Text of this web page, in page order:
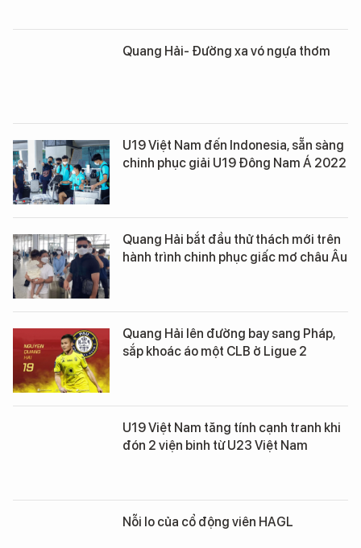
Quang Hải- Đường xa vó ngựa thơm
U19 Việt Nam đến Indonesia, sẵn sàng
chinh phục giải U19 Đông Nam Á 2022
Quang Hải bắt đầu thử thách mới trên
hành trình chinh phục giấc mơ châu Âu
Quang Hải lên đường bay sang Pháp,
sắp khoác áo một CLB ở Ligue 2
U19 Việt Nam tăng tính cạnh tranh khi
đón 2 viện binh từ U23 Việt Nam
Nỗi lo của cổ động viên HAGL